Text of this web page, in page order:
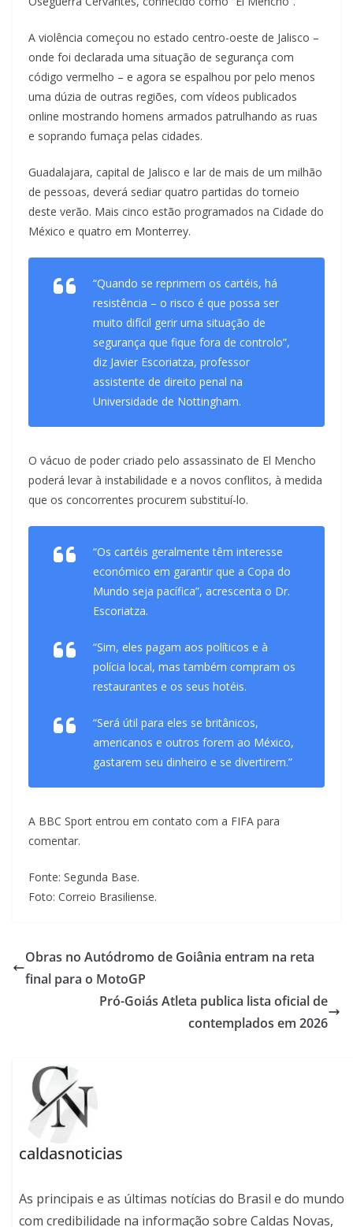
A violência começou no estado centro-oeste de Jalisco –
onde foi declarada uma situação de segurança com
código vermelho – e agora se espalhou por pelo menos
uma dúzia de outras regiões, com vídeos publicados
online mostrando homens armados patrulhando as ruas
e soprando fumaça pelas cidades.
Guadalajara, capital de Jalisco e lar de mais de um milhão
de pessoas, deverá sediar quatro partidas do torneio
deste verão. Mais cinco estão programados na Cidade do
México e quatro em Monterrey.
“Quando se reprimem os cartéis, há
resistência – o risco é que possa ser
muito difícil gerir uma situação de
segurança que fique fora de controlo”,
diz Javier Escoriatza, professor
assistente de direito penal na
Universidade de Nottingham.
O vácuo de poder criado pelo assassinato de El Mencho
poderá levar à instabilidade e a novos conflitos, à medida
que os concorrentes procurem substituí-lo.
“Os cartéis geralmente têm interesse
económico em garantir que a Copa do
Mundo seja pacífica”, acrescenta o Dr.
Escoriatza.
“Sim, eles pagam aos políticos e à
polícia local, mas também compram os
restaurantes e os seus hotéis.
“Será útil para eles se britânicos,
americanos e outros forem ao México,
gastarem seu dinheiro e se divertirem.”
A BBC Sport entrou em contato com a FIFA para
comentar.
Fonte: Segunda Base.
Foto: Correio Brasiliense.
Obras no Autódromo de Goiânia entram na reta
final para o MotoGP
Pró-Goiás Atleta publica lista oficial de
contemplados em 2026
caldasnoticias
As principais e as últimas notícias do Brasil e do mundo
com credibilidade na informação sobre Caldas Novas,